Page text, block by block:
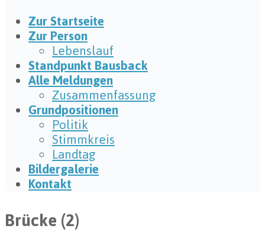
Zur Startseite
Zur Person
Lebenslauf
Standpunkt Bausback
Alle Meldungen
Zusammenfassung
Grundpositionen
Politik
Stimmkreis
Landtag
Bildergalerie
Kontakt
Brücke (2)